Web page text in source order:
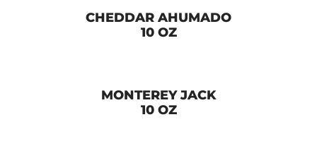
CHEDDAR AHUMADO
10 OZ
MONTEREY JACK
10 OZ